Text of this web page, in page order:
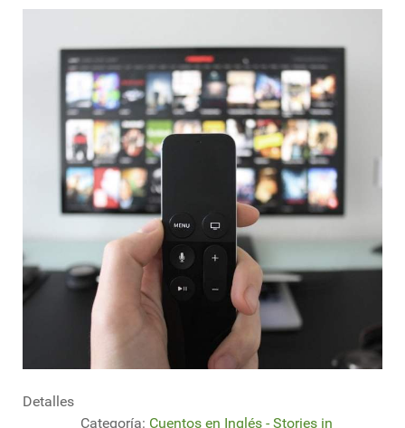
Detalles
Categoría: Cuentos en Inglés - Stories in